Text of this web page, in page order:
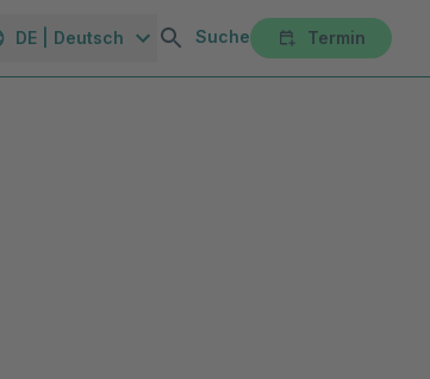
DE | Deutsch Suche Termin